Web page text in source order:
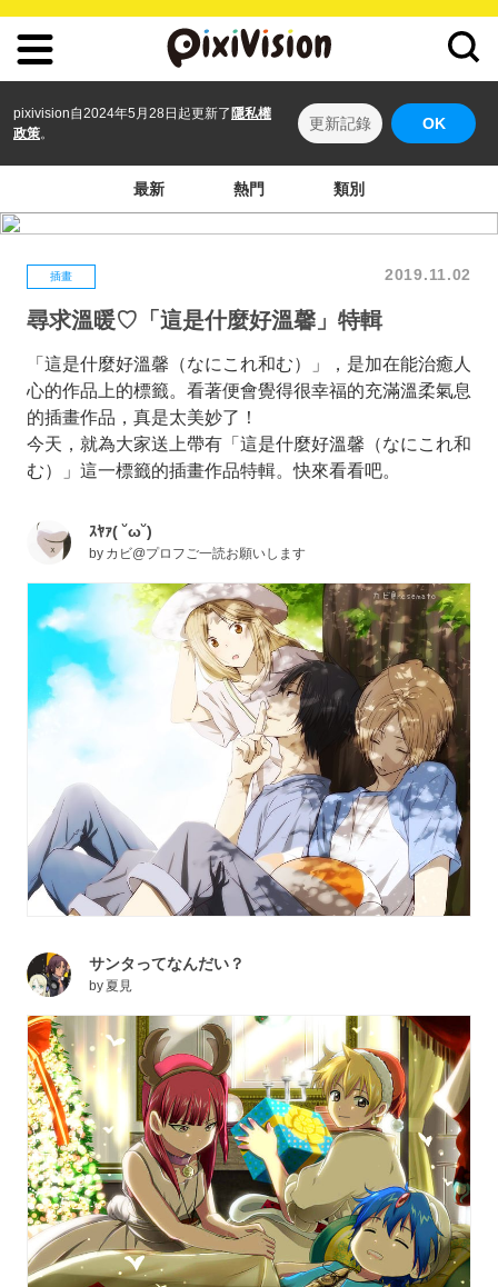
pixivision自2024年5月28日起更新了 隱私權
政策。
更新記錄 OK
最新 熱門 類別
插畫 2019.11.02
尋求溫暖♡「這是什麼好溫馨」特輯
「這是什麼好溫馨（なにこれ和む）」，是加在能治癒人
心的作品上的標籤。看著便會覺得很幸福的充滿溫柔氣息
的插畫作品，真是太美妙了！
今天，就為大家送上帶有「這是什麼好溫馨（なにこれ和
む）」這一標籤的插畫作品特輯。快來看看吧。
ｽﾔｧ( ˘ω˘)
by カビ@プロフご一読お願いします
サンタってなんだい？
by 夏見